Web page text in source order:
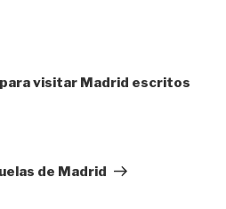
visitar Madrid escritos
de Madrid